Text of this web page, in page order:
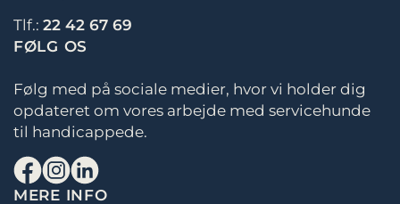
Tlf.: 22 42 67 69
FØLG OS
Følg med på sociale medier, hvor vi holder dig
opdateret om vores arbejde med servicehunde
til handicappede.
MERE INFO